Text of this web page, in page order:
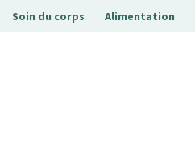
Soin du corps Alimentation